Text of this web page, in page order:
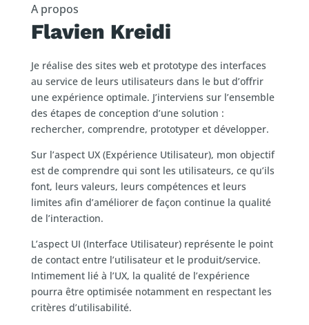
A propos
Flavien Kreidi
Je réalise des sites web et prototype des interfaces
au service de leurs utilisateurs dans le but d’offrir
une expérience optimale. J’interviens sur l’ensemble
des étapes de conception d’une solution :
rechercher, comprendre, prototyper et développer.
Sur l’aspect UX (Expérience Utilisateur), mon objectif
est de comprendre qui sont les utilisateurs, ce qu’ils
font, leurs valeurs, leurs compétences et leurs
limites afin d’améliorer de façon continue la qualité
de l’interaction.
L’aspect UI (Interface Utilisateur) représente le point
de contact entre l’utilisateur et le produit/service.
Intimement lié à l’UX, la qualité de l’expérience
pourra être optimisée notamment en respectant les
critères d’utilisabilité.